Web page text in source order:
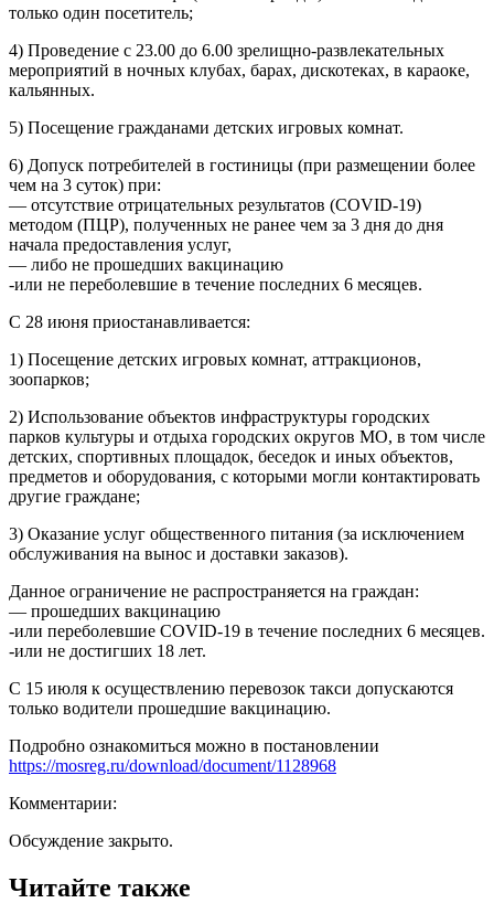
только один посетитель;
4) Проведение с 23.00 до 6.00 зрелищно-развлекательных
мероприятий в ночных клубах, барах, дискотеках, в караоке,
кальянных.
5) Посещение гражданами детских игровых комнат.
6) Допуск потребителей в гостиницы (при размещении более
чем на 3 суток) при:
— отсутствие отрицательных результатов (COVID-19)
методом (ПЦР), полученных не ранее чем за 3 дня до дня
начала предоставления услуг,
— либо не прошедших вакцинацию
-или не переболевшие в течение последних 6 месяцев.
С 28 июня приостанавливается:
1) Посещение детских игровых комнат, аттракционов,
зоопарков;
2) Использование объектов инфраструктуры городских
парков культуры и отдыха городских округов МО, в том числе
детских, спортивных площадок, беседок и иных объектов,
предметов и оборудования, с которыми могли контактировать
другие граждане;
3) Оказание услуг общественного питания (за исключением
обслуживания на вынос и доставки заказов).
Данное ограничение не распространяется на граждан:
— прошедших вакцинацию
-или переболевшие COVID-19 в течение последних 6 месяцев.
-или не достигших 18 лет.
С 15 июля к осуществлению перевозок такси допускаются
только водители прошедшие вакцинацию.
Подробно ознакомиться можно в постановлении
https://mosreg.ru/download/document/1128968
Комментарии:
Обсуждение закрыто.
Читайте также